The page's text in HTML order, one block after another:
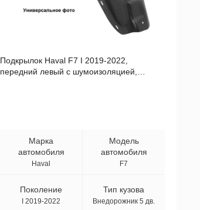
Подкрылок Haval F7 I 2019-2022,
передний левый с шумоизоляцией,
Марка
автомобиля
Haval
Модель
автомобиля
F7
Поколение
I 2019-2022
Тип кузова
Внедорожник 5 дв.